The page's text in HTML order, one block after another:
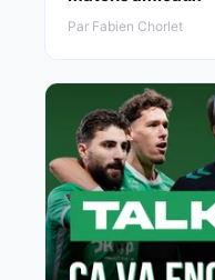
Par Fabien Chorlet